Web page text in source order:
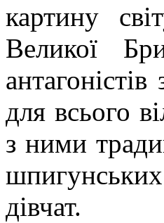
картину
Великої
для всього
з ними
шпигунських
дівчат.